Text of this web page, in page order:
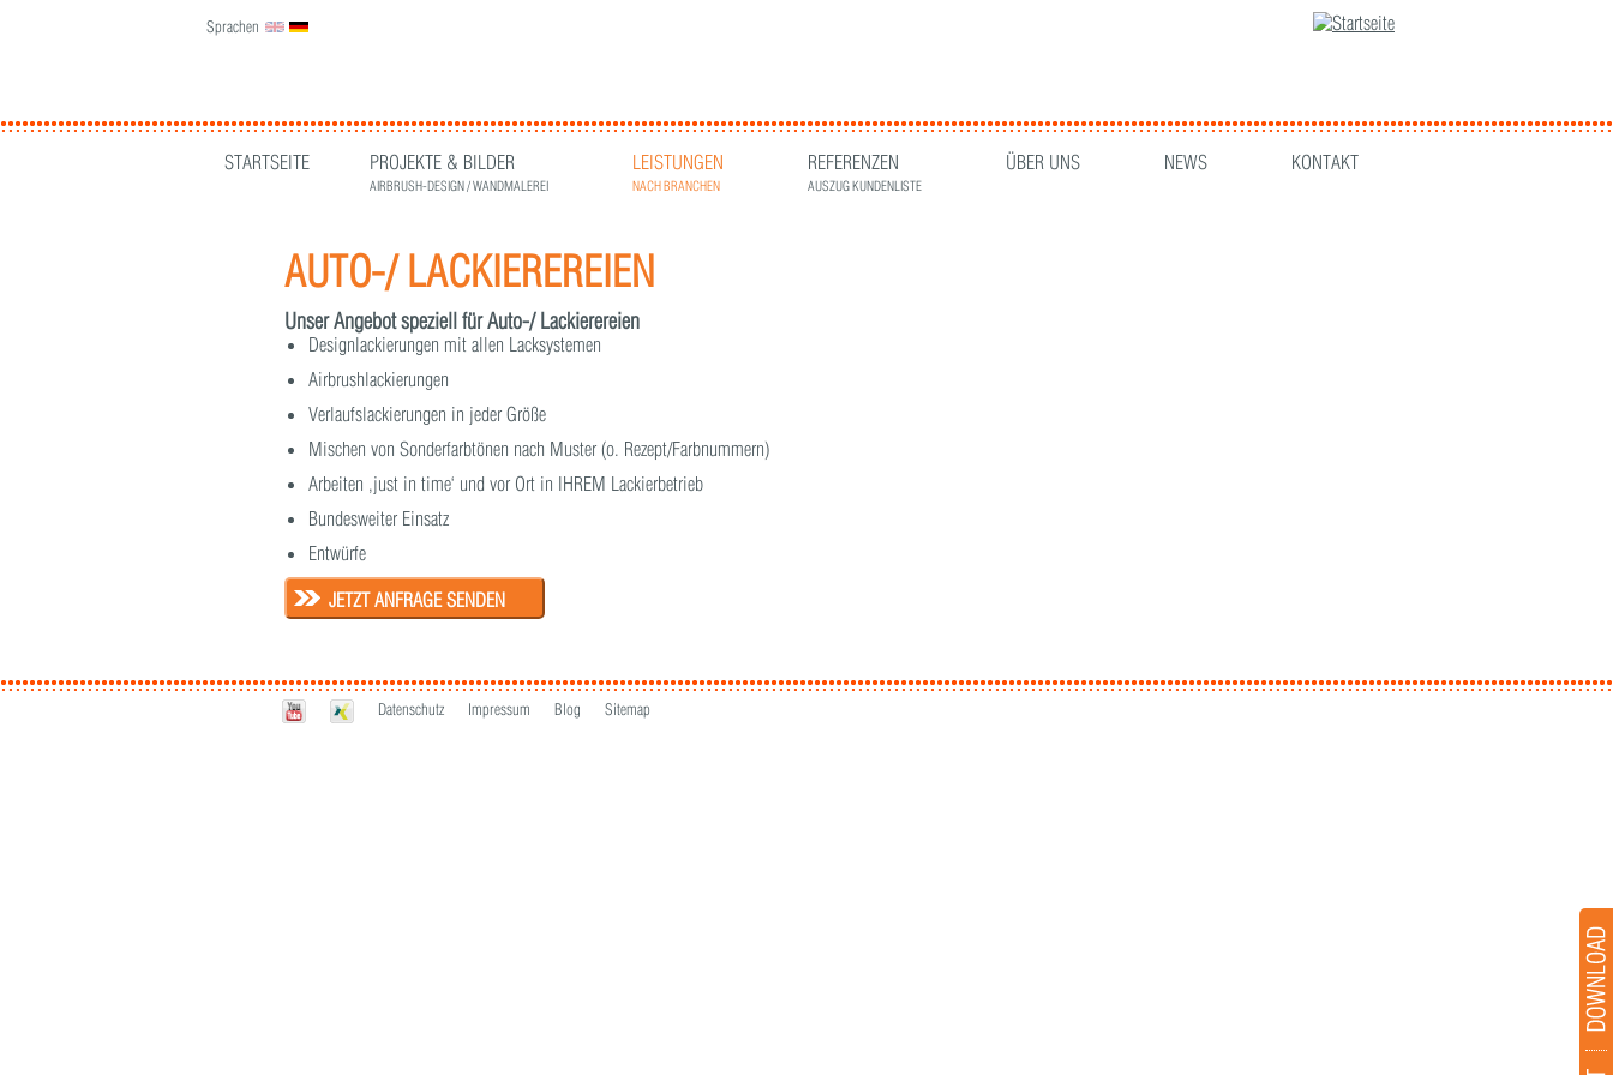
Sprachen English
STARTSEITE PROJEKTE & BILDER
AIRBRUSH-DESIGN / WANDMALEREI
LEISTUNGEN
NACH BRANCHEN
REFERENZEN
AUSZUG KUNDENLISTE
ÜBER UNS NEWS KONTAKT
AUTO-/ LACKIEREREIEN
Unser Angebot speziell für Auto-/ Lackierereien
Designlackierungen mit allen Lacksystemen
Airbrushlackierungen
Verlaufslackierungen in jeder Größe
Mischen von Sonderfarbtönen nach Muster (o. Rezept/Farbnummern)
Arbeiten ‚just in time‘ und vor Ort in IHREM Lackierbetrieb
Bundesweiter Einsatz
Entwürfe
JETZT ANFRAGE SENDEN
Datenschutz Impressum Blog Sitemap